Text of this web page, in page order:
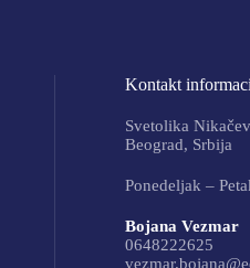
Kontakt
Svetolika
Beograd, Srbija
Ponedeljak –
Bojana Vezmar
0648222625